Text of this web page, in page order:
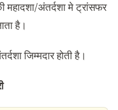
महादशा/अंतर्दशा मे ट्रांसफर
है।
जिम्मदार होती है।